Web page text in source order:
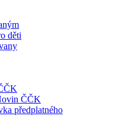
děti
ČČK
předplatného